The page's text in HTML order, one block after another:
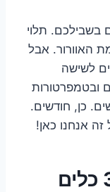
בשבילכם. תלוי
האוורור. אבל
לשישה
ובטמפרטורות
כן, חודשים.
אנחנו כאן!
בלש ריחות מקצועי? 3 כלים